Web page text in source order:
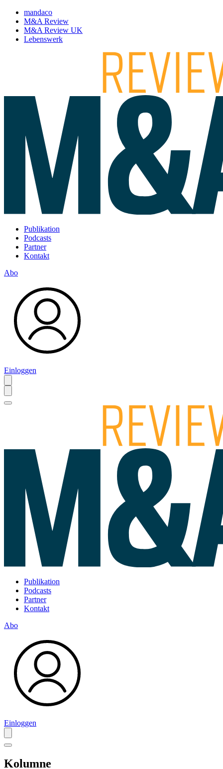
mandaco
M&A Review
M&A Review UK
Lebenswerk
Publikation
Podcasts
Partner
Kontakt
Abo
Einloggen
Publikation
Podcasts
Partner
Kontakt
Abo
Einloggen
Kolumne